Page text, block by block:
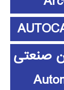
صنعتی